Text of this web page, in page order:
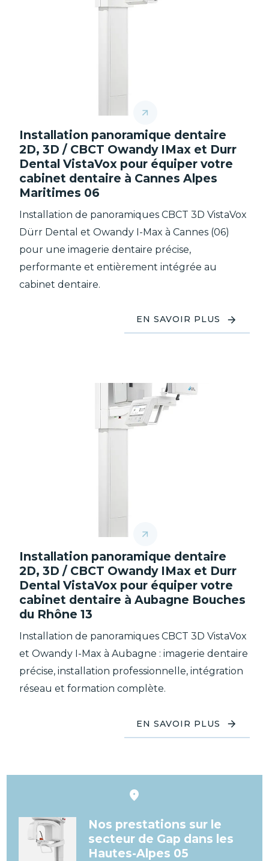
Installation panoramique dentaire
2D, 3D / CBCT Owandy IMax et Durr
Dental VistaVox pour équiper votre
cabinet dentaire à Cannes Alpes
Maritimes 06
Installation de panoramiques CBCT 3D VistaVox
Dürr Dental et Owandy I-Max à Cannes (06)
pour une imagerie dentaire précise,
performante et entièrement intégrée au
cabinet dentaire.
EN SAVOIR PLUS
Installation panoramique dentaire
2D, 3D / CBCT Owandy IMax et Durr
Dental VistaVox pour équiper votre
cabinet dentaire à Aubagne Bouches
du Rhône 13
Installation de panoramiques CBCT 3D VistaVox
et Owandy I-Max à Aubagne : imagerie dentaire
précise, installation professionnelle, intégration
réseau et formation complète.
EN SAVOIR PLUS
Nos prestations sur le
secteur de Gap dans les
Hautes-Alpes 05